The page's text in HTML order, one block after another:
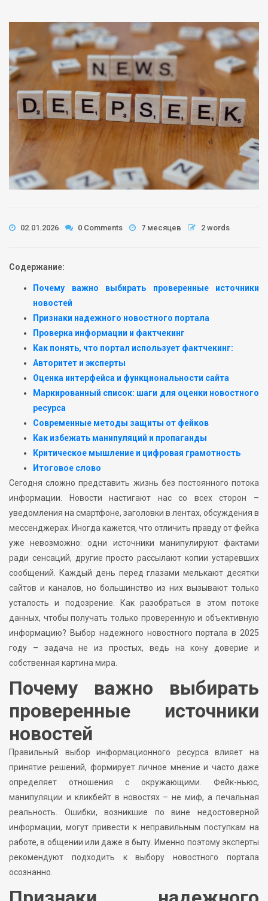
02.01.2026 0 Comments 7 месяцев 2 words
Содержание:
Почему важно выбирать проверенные источники
новостей
Признаки надежного новостного портала
Проверка информации и фактчекинг
Как понять, что портал использует фактчекинг:
Авторитет и эксперты
Оценка интерфейса и функциональности сайта
Маркированный список: шаги для оценки новостного
ресурса
Современные методы защиты от фейков
Как избежать манипуляций и пропаганды
Критическое мышление и цифровая грамотность
Итоговое слово
Сегодня сложно представить жизнь без постоянного потока
информации. Новости настигают нас со всех сторон –
уведомления на смартфоне, заголовки в лентах, обсуждения в
мессенджерах. Иногда кажется, что отличить правду от фейка
уже невозможно: одни источники манипулируют фактами
ради сенсаций, другие просто рассылают копии устаревших
сообщений. Каждый день перед глазами мелькают десятки
сайтов и каналов, но большинство из них вызывают только
усталость и подозрение. Как разобраться в этом потоке
данных, чтобы получать только проверенную и объективную
информацию? Выбор надежного новостного портала в 2025
году – задача не из простых, ведь на кону доверие и
собственная картина мира.
Почему важно выбирать
проверенные источники
новостей
Правильный выбор информационного ресурса влияет на
принятие решений, формирует личное мнение и часто даже
определяет отношения с окружающими. Фейк-ньюс,
манипуляции и кликбейт в новостях – не миф, а печальная
реальность. Ошибки, возникшие по вине недостоверной
информации, могут привести к неправильным поступкам на
работе, в общении или даже в быту. Именно поэтому эксперты
рекомендуют подходить к выбору новостного портала
осознанно.